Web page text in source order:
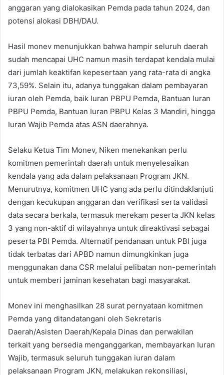
anggaran yang dialokasikan Pemda pada tahun 2024, dan
potensi alokasi DBH/DAU.
Hasil monev menunjukkan bahwa hampir seluruh daerah
sudah mencapai UHC namun masih terdapat kendala mulai
dari jumlah keaktifan kepesertaan yang rata-rata di angka
73,59%. Selain itu, adanya tunggakan dalam pembayaran
iuran oleh Pemda, baik Iuran PBPU Pemda, Bantuan Iuran
PBPU Pemda, Bantuan Iuran PBPU Kelas 3 Mandiri, hingga
Iuran Wajib Pemda atas ASN daerahnya.
Selaku Ketua Tim Monev, Niken menekankan perlu
komitmen pemerintah daerah untuk menyelesaikan
kendala yang ada dalam pelaksanaan Program JKN.
Menurutnya, komitmen UHC yang ada perlu ditindaklanjuti
dengan kecukupan anggaran dan verifikasi serta validasi
data secara berkala, termasuk merekam peserta JKN kelas
3 yang non-aktif di wilayahnya untuk direaktivasi sebagai
peserta PBI Pemda. Alternatif pendanaan untuk PBI juga
tidak terbatas dari APBD namun dimungkinkan juga
menggunakan dana CSR melalui pelibatan non-pemerintah
untuk memberi jaminan kesehatan bagi masyarakat.
Monev ini menghasilkan 28 surat pernyataan komitmen
Pemda yang ditandatangani oleh Sekretaris
Daerah/Asisten Daerah/Kepala Dinas dan perwakilan
terkait yang bersedia menganggarkan, membayarkan Iuran
Wajib, termasuk seluruh tunggakan iuran dalam
pelaksanaan Program JKN, melakukan rekonsiliasi,